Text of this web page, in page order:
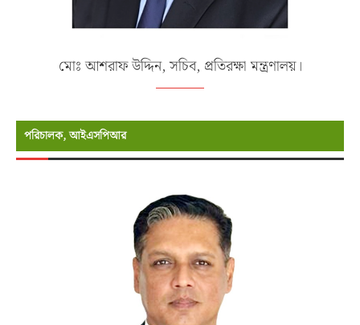
মোঃ আশরাফ উদ্দিন, সচিব, প্রতিরক্ষা মন্ত্রণালয়।
পরিচালক, আইএসপিআর